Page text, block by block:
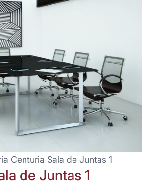
Centuria Sala de Juntas 1
de Juntas 1